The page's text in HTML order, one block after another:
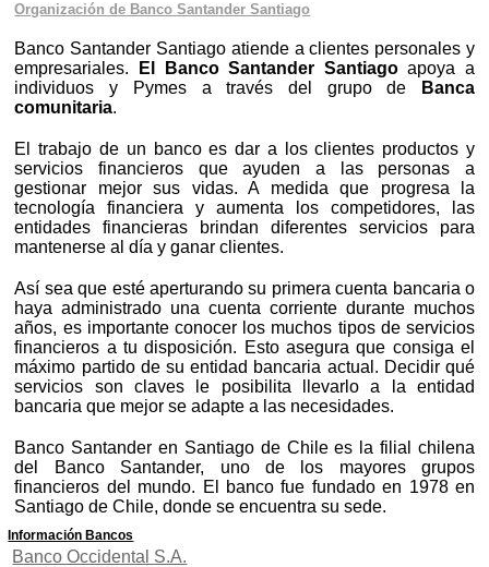
Organización de Banco Santander Santiago
Banco Santander Santiago atiende a clientes personales y
empresariales.
El Banco Santander Santiagoapoya a
individuos y Pymes a través del grupo de
Banca
comunitaria.
El trabajo de un banco es dar a los clientes productos y
servicios financieros que ayuden a las personas a
gestionar mejor sus vidas. A medida que progresa la
tecnología financiera y aumenta los competidores, las
entidades financieras brindan diferentes servicios para
mantenerse al día y ganar clientes.
Así sea que esté aperturando su primera cuenta bancaria o
haya administrado una cuenta corriente durante muchos
años, es importante conocer los muchos tipos de servicios
financieros a tu disposición. Esto asegura que consiga el
máximo partido de su entidad bancaria actual. Decidir qué
servicios son claves le posibilita llevarlo a la entidad
bancaria que mejor se adapte a las necesidades.
Banco Santander en Santiago de Chile es la filial chilena
del Banco Santander, uno de los mayores grupos
financieros del mundo. El banco fue fundado en 1978 en
Santiago de Chile, donde se encuentra su sede.
Información Bancos
Banco Occidental S.A.